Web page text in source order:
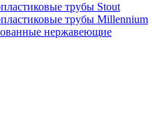
трубы Stout
трубы Millennium
нержавеющие